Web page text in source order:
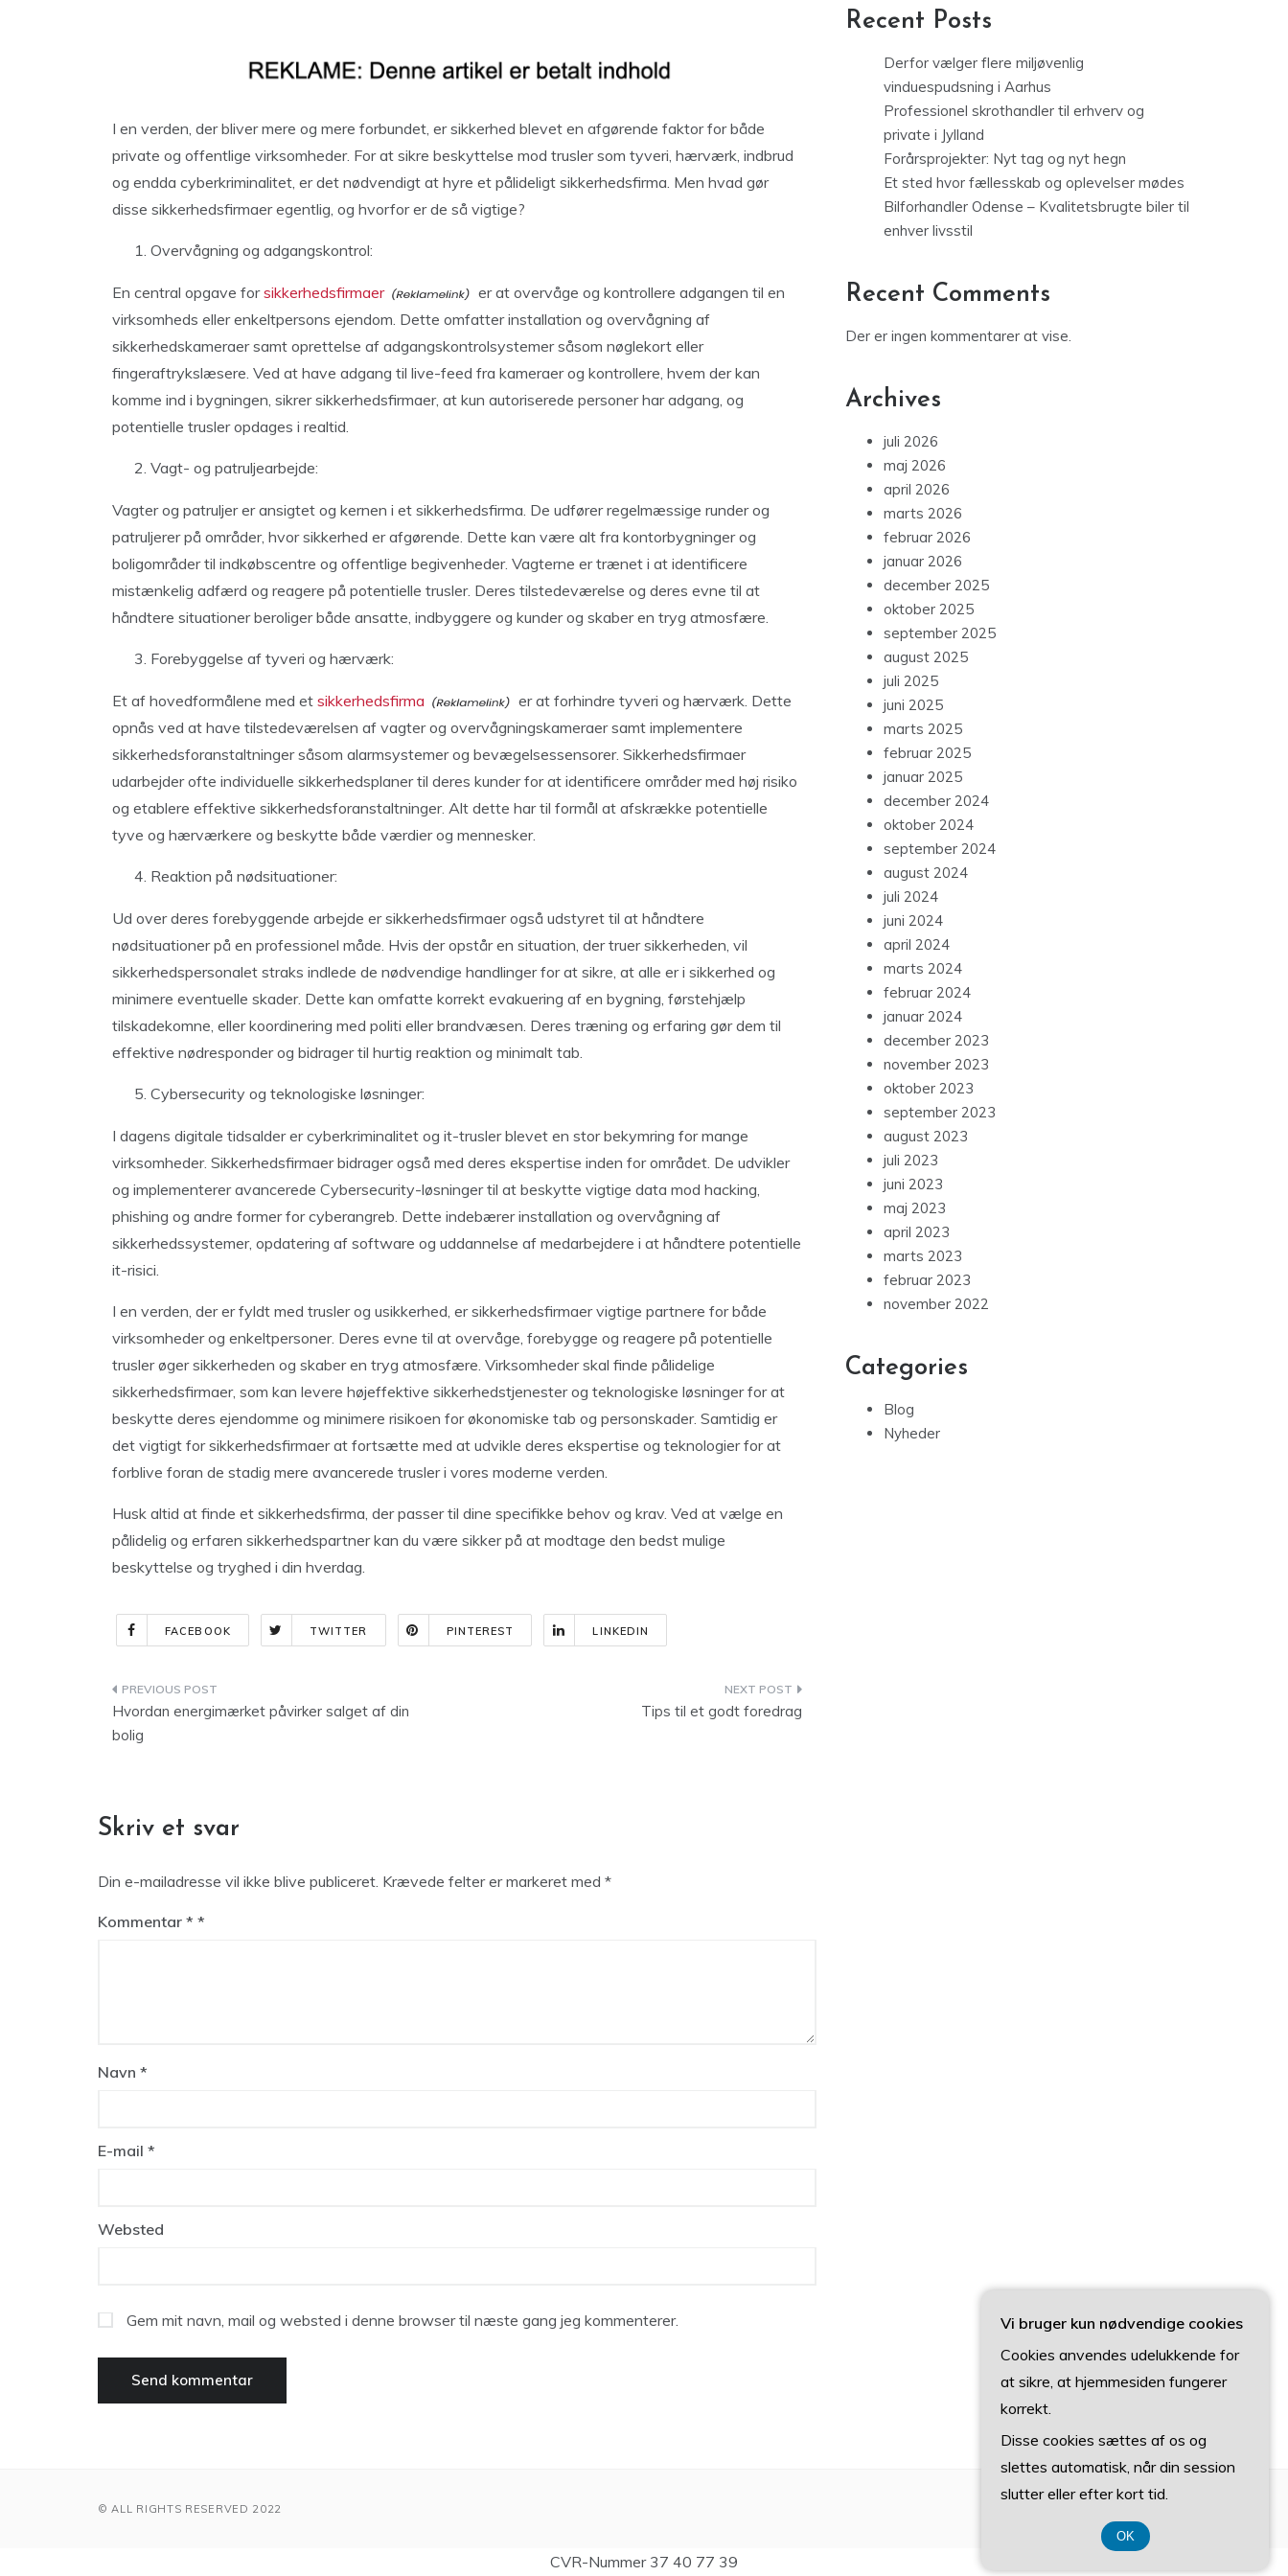
I en verden, der bliver mere og mere forbundet, er sikkerhed blevet en afgørende faktor for både
private og offentlige virksomheder. For at sikre beskyttelse mod trusler som tyveri, hærværk, indbrud
og endda cyberkriminalitet, er det nødvendigt at hyre et pålideligt sikkerhedsfirma. Men hvad gør
disse sikkerhedsfirmaer egentlig, og hvorfor er de så vigtige?
Overvågning og adgangskontrol:
En central opgave forsikkerhedsfirmaer
er at overvåge og kontrollere adgangen til en
virksomheds eller enkeltpersons ejendom. Dette omfatter installation og overvågning af
sikkerhedskameraer samt oprettelse af adgangskontrolsystemer såsom nøglekort eller
fingeraftrykslæsere. Ved at have adgang til live-feed fra kameraer og kontrollere, hvem der kan
komme ind i bygningen, sikrer sikkerhedsfirmaer, at kun autoriserede personer har adgang, og
potentielle trusler opdages i realtid.
Vagt- og patruljearbejde:
Vagter og patruljer er ansigtet og kernen i et sikkerhedsfirma. De udfører regelmæssige runder og
patruljerer på områder, hvor sikkerhed er afgørende. Dette kan være alt fra kontorbygninger og
boligområder til indkøbscentre og offentlige begivenheder. Vagterne er trænet i at identificere
mistænkelig adfærd og reagere på potentielle trusler. Deres tilstedeværelse og deres evne til at
håndtere situationer beroliger både ansatte, indbyggere og kunder og skaber en tryg atmosfære.
Forebyggelse af tyveri og hærværk:
Et af hovedformålene med et sikkerhedsfirma
er at forhindre tyveri og hærværk. Dette
opnås ved at have tilstedeværelsen af vagter og overvågningskameraer samt implementere
sikkerhedsforanstaltninger såsom alarmsystemer og bevægelsessensorer. Sikkerhedsfirmaer
udarbejder ofte individuelle sikkerhedsplaner til deres kunder for at identificere områder med høj risiko
og etablere effektive sikkerhedsforanstaltninger. Alt dette har til formål at afskrække potentielle
tyve og hærværkere og beskytte både værdier og mennesker.
Reaktion på nødsituationer:
Ud over deres forebyggende arbejde er sikkerhedsfirmaer også udstyret til at håndtere
nødsituationer på en professionel måde. Hvis der opstår en situation, der truer sikkerheden, vil
sikkerhedspersonalet straks indlede de nødvendige handlinger for at sikre, at alle er i sikkerhed og
minimere eventuelle skader. Dette kan omfatte korrekt evakuering af en bygning, førstehjælp
tilskadekomne, eller koordinering med politi eller brandvæsen. Deres træning og erfaring gør dem til
effektive nødresponder og bidrager til hurtig reaktion og minimalt tab.
Cybersecurity og teknologiske løsninger:
I dagens digitale tidsalder er cyberkriminalitet og it-trusler blevet en stor bekymring for mange
virksomheder. Sikkerhedsfirmaer bidrager også med deres ekspertise inden for området. De udvikler
og implementerer avancerede Cybersecurity-løsninger til at beskytte vigtige data mod hacking,
phishing og andre former for cyberangreb. Dette indebærer installation og overvågning af
sikkerhedssystemer, opdatering af software og uddannelse af medarbejdere i at håndtere potentielle
it-risici.
I en verden, der er fyldt med trusler og usikkerhed, er sikkerhedsfirmaer vigtige partnere for både
virksomheder og enkeltpersoner. Deres evne til at overvåge, forebygge og reagere på potentielle
trusler øger sikkerheden og skaber en tryg atmosfære. Virksomheder skal finde pålidelige
sikkerhedsfirmaer, som kan levere højeffektive sikkerhedstjenester og teknologiske løsninger for at
beskytte deres ejendomme og minimere risikoen for økonomiske tab og personskader. Samtidig er
det vigtigt for sikkerhedsfirmaer at fortsætte med at udvikle deres ekspertise og teknologier for at
forblive foran de stadig mere avancerede trusler i vores moderne verden.
Husk altid at finde et sikkerhedsfirma, der passer til dine specifikke behov og krav. Ved at vælge en
pålidelig og erfaren sikkerhedspartner kan du være sikker på at modtage den bedst mulige
beskyttelse og tryghed i din hverdag.
FACEBOOK TWITTER PINTEREST LINKEDIN
Indlægsnavigation
Hvordan energimærket påvirker salget af din
bolig
Tips til et godt foredrag
Skriv et svar
Din e-mailadresse vil ikke blive publiceret. Krævede felter er markeret med *
Kommentar *
Navn *
E-mail *
Websted
Gem mit navn, mail og websted i denne browser til næste gang jeg kommenterer.
Recent Posts
Derfor vælger flere miljøvenlig
vinduespudsning i Aarhus
Professionel skrothandler til erhverv og
private i Jylland
Forårsprojekter: Nyt tag og nyt hegn
Et sted hvor fællesskab og oplevelser mødes
Bilforhandler Odense – Kvalitetsbrugte biler til
enhver livsstil
Recent Comments
Der er ingen kommentarer at vise.
Archives
juli 2026
maj 2026
april 2026
marts 2026
februar 2026
januar 2026
december 2025
oktober 2025
september 2025
august 2025
juli 2025
juni 2025
marts 2025
februar 2025
januar 2025
december 2024
oktober 2024
september 2024
august 2024
juli 2024
juni 2024
april 2024
marts 2024
februar 2024
januar 2024
december 2023
november 2023
oktober 2023
september 2023
august 2023
juli 2023
juni 2023
maj 2023
april 2023
marts 2023
februar 2023
november 2022
Categories
Blog
Nyheder
© ALL RIGHTS RESERVED 2022
CVR-Nummer 37 40 77 39
Vi bruger kun nødvendige cookies
Cookies anvendes udelukkende for
at sikre, at hjemmesiden fungerer
korrekt.
Disse cookies sættes af os og
slettes automatisk, når din session
slutter eller efter kort tid.
OK